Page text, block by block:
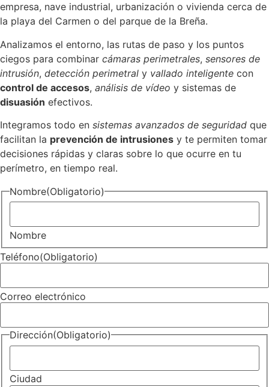
empresa, nave industrial, urbanización o vivienda cerca de
la playa del Carmen o del parque de la Breña.
Analizamos el entorno, las rutas de paso y los puntos
ciegos para combinar cámaras perimetrales, sensores de
intrusión, detección perimetral y vallado inteligente con
control de accesos, análisis de vídeo y sistemas de
disuasión efectivos.
Integramos todo en sistemas avanzados de seguridad que
facilitan la prevención de intrusiones y te permiten tomar
decisiones rápidas y claras sobre lo que ocurre en tu
perímetro, en tiempo real.
Nombre(Obligatorio)
Nombre
Teléfono(Obligatorio)
Correo electrónico
Dirección(Obligatorio)
Ciudad